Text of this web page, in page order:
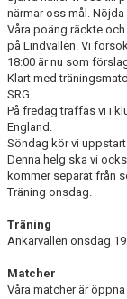
närmar oss mål.
Våra poäng räckte
på Lindvallen. Vi
18:00 är nu som
Klart med
SRG
På fredag träffas vi i
England.
Söndag kör vi
Denna helg ska vi
kommer separat från
Träning onsdag.
Ankarvallen onsdag
Matcher
Våra matcher är